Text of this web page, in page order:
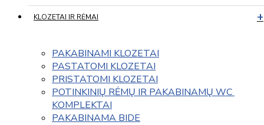
KLOZETAI IR RĖMAI
PAKABINAMI KLOZETAI
PASTATOMI KLOZETAI
PRISTATOMI KLOZETAI
POTINKINIŲ RĖMŲ IR PAKABINAMŲ WC
KOMPLEKTAI
PAKABINAMA BIDE